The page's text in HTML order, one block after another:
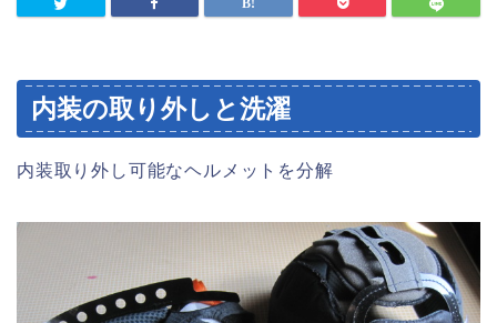
内装の取り外しと洗濯
内装取り外し可能なヘルメットを分解